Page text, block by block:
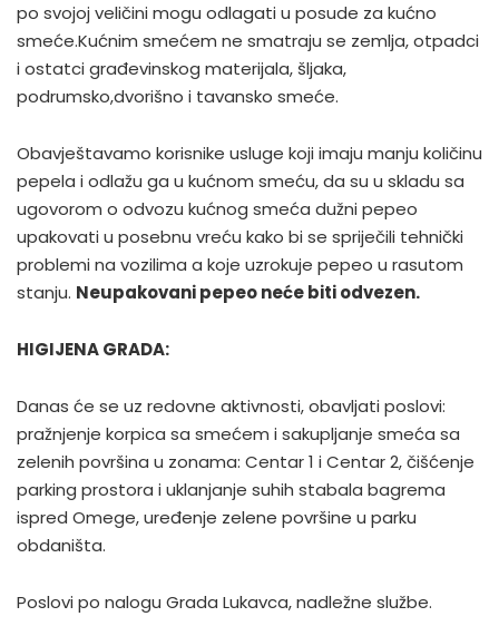
po svojoj veličini mogu odlagati u posude za kućno
smeće.Kućnim smećem ne smatraju se zemlja, otpadci
i ostatci građevinskog materijala, šljaka,
podrumsko,dvorišno i tavansko smeće.
Obavještavamo korisnike usluge koji imaju manju količinu
pepela i odlažu ga u kućnom smeću, da su u skladu sa
ugovorom o odvozu kućnog smeća dužni pepeo
upakovati u posebnu vreću kako bi se spriječili tehnički
problemi na vozilima a koje uzrokuje pepeo u rasutom
stanju. Neupakovani pepeo neće biti odvezen.
HIGIJENA GRADA:
Danas će se uz redovne aktivnosti, obavljati poslovi:
pražnjenje korpica sa smećem i sakupljanje smeća sa
zelenih površina u zonama: Centar 1 i Centar 2, čišćenje
parking prostora i uklanjanje suhih stabala bagrema
ispred Omege, uređenje zelene površine u parku
obdaništa.
Poslovi po nalogu Grada Lukavca, nadležne službe.